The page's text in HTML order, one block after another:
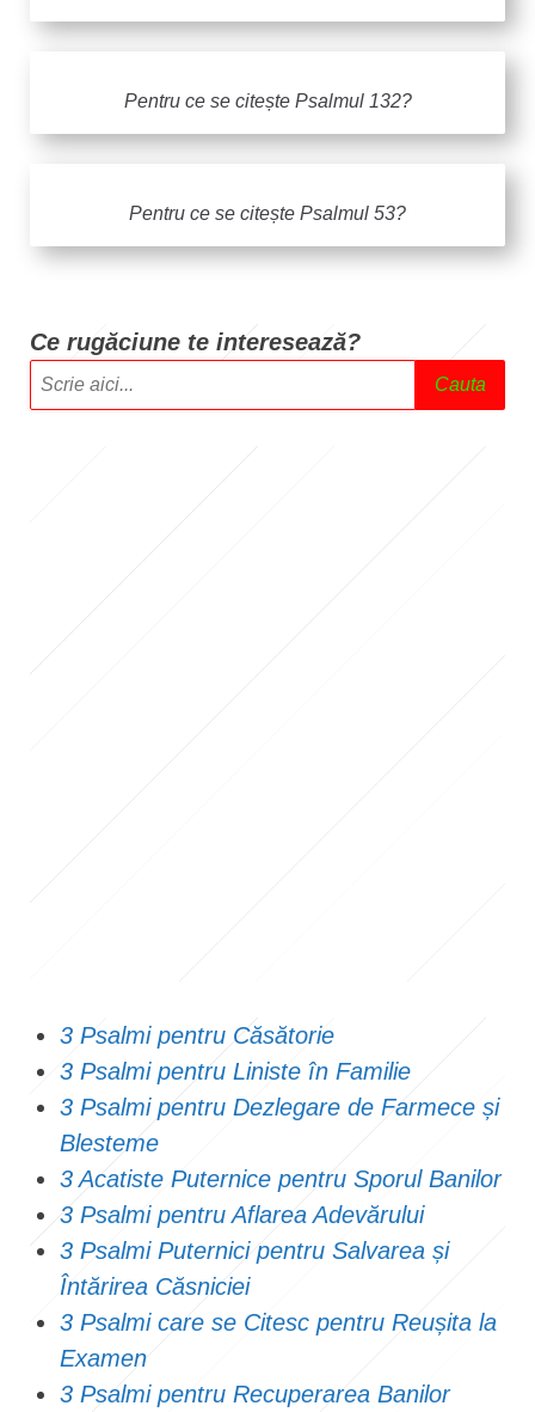
Pentru ce se citește Psalmul 132?
Pentru ce se citește Psalmul 53?
Ce rugăciune te interesează?
Cauta
3 Psalmi pentru Căsătorie
3 Psalmi pentru Liniste în Familie
3 Psalmi pentru Dezlegare de Farmece și
Blesteme
3 Acatiste Puternice pentru Sporul Banilor
3 Psalmi pentru Aflarea Adevărului
3 Psalmi Puternici pentru Salvarea și
Întărirea Căsniciei
3 Psalmi care se Citesc pentru Reușita la
Examen
3 Psalmi pentru Recuperarea Banilor